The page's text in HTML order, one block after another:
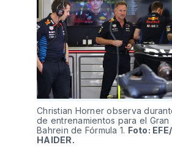
Christian Horner observa
de entrenamientos para el Gran
Bahrein de Fórmula 1. Foto:
HAIDER.